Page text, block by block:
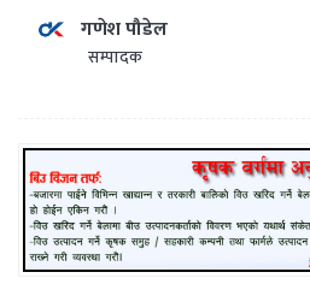
गणेश पौडेल
सम्पादक